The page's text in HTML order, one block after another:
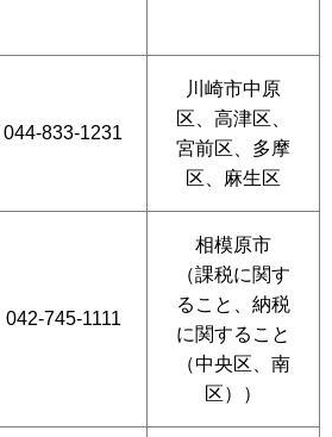
044-833-1231
川崎市中原
区、高津区、
宮前区、多摩
区、麻生区
042-745-1111
相模原市
（課税に関す
ること、納税
に関すること
（中央区、南
区））